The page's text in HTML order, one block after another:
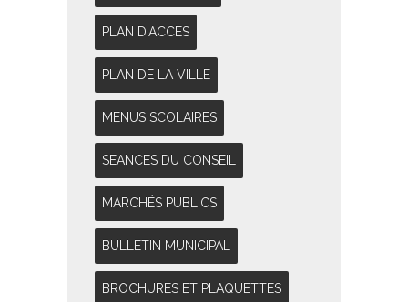
PLAN D'ACCES
PLAN DE LA VILLE
MENUS SCOLAIRES
SEANCES DU CONSEIL
MARCHÉS PUBLICS
BULLETIN MUNICIPAL
BROCHURES ET PLAQUETTES